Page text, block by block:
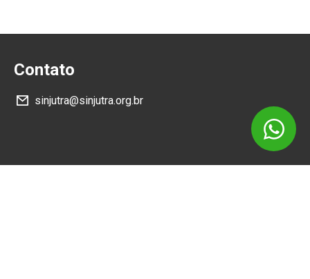
Contato
sinjutra@sinjutra.org.br